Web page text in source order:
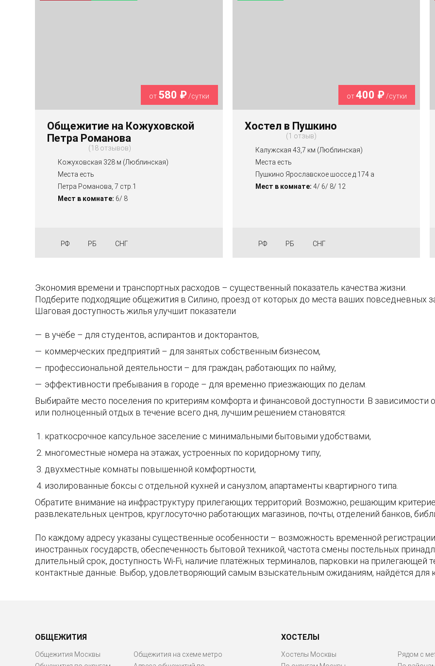
от 580 ₽/сутки
Общежитие на Кожуховской
Петра Романова
18 отзывов
Кожуховская 328 м (Люблинская)
Места есть
Петра Романова, 7 стр.1
Мест в комнате: 6/ 8
РФ РБ СНГ
от400 ₽/сутки
Хостел в Пушкино
1 отзыв
Калужская 43,7 км (Люблинская)
Места есть
Пушкино Ярославское шоссе д.174 а
Мест в комнате: 4/ 6/ 8/ 12
РФ РБ СНГ
Экономия времени и транспортных расходов – существенный показатель качества жизни.
Подберите подходящие общежития в Силино, проезд от которых до места ваших повседневных
Шаговая доступность жилья улучшит показатели
в учёбе – для студентов, аспирантов и докторантов,
коммерческих предприятий – для занятых собственным бизнесом,
профессиональной деятельности – для граждан, работающих по найму,
эффективности пребывания в городе – для временно приезжающих по делам.
Выбирайте место поселения по критериям комфорта и финансовой доступности. В зависимости
или полноценный отдых в течение всего дня, лучшим решением становятся:
краткосрочное капсульное заселение с минимальными бытовыми удобствами,
многоместные номера на этажах, устроенных по коридорному типу,
двухместные комнаты повышенной комфортности,
изолированные боксы с отдельной кухней и санузлом, апартаменты квартирного типа.
Обратите внимание на инфраструктуру прилегающих территорий. Возможно, решающим
развлекательных центров, круглосуточно работающих магазинов, почты, отделений банков,
По каждому адресу указаны существенные особенности – возможность временной
иностранных государств, обеспеченность бытовой техникой, частота смены постельных
длительный срок, доступность Wi-Fi, наличие платёжных терминалов, парковки на прилегающей
контактные данные. Выбор, удовлетворяющий самым взыскательным ожиданиям, найдётся для
ОБЩЕЖИТИЯ
Общежития Москвы
Общежития на схеме метро
ХОСТЕЛЫ
Хостелы Москвы
Рядом с